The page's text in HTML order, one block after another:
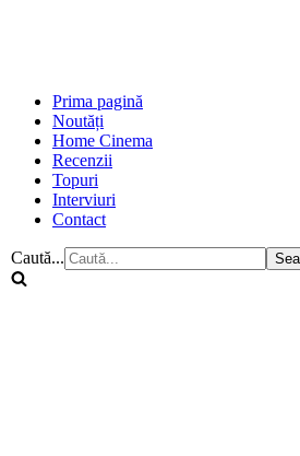
Prima pagină
Noutăți
Home Cinema
Recenzii
Topuri
Interviuri
Contact
Caută...